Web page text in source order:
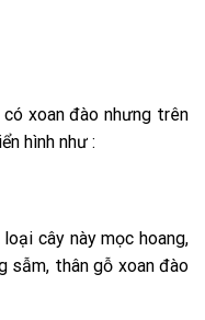
xoan đào nhưng trên
hình như :
cây này mọc hoang,
sẫm, thân gỗ xoan đào